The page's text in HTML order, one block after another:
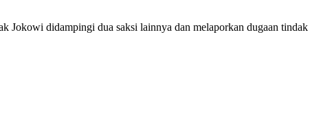
Jokowi didampingi dua saksi lainnya dan melaporkan dugaan tindak